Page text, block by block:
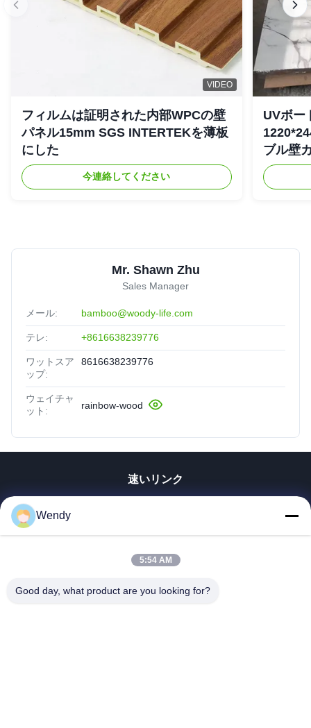
VIDEO
フィルムは証明された内部WPCの壁
パネル15mm SGS INTERTEKを薄板
にした
今連絡してください
UVボー
ブル壁
Mr. Shawn Zhu
Sales Manager
メール: bamboo@woody-life.com
テレ: +8616638239776
ワットスア
ップ:
8616638239776
ウェイチャ
ット:
rainbow-wood
速いリンク
VRショー
Wendy
5:54 AM
Good day, what product are you looking for?